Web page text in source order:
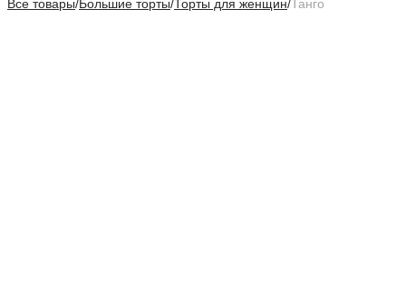
Все товары/Большие торты/Торты для женщин/Танго